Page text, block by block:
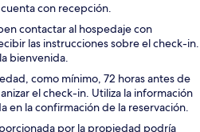
con recepción.
contactar al hospedaje con
las instrucciones sobre el check-in.
bienvenida.
como mínimo, 72 horas antes de
el check-in. Utiliza la información
en la confirmación de la reservación.
por la propiedad podría